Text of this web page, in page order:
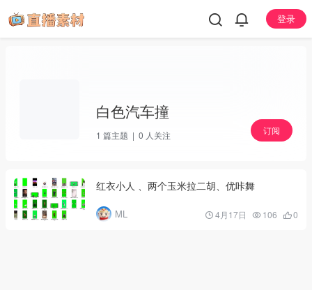
登录
白色汽车撞
1 篇主题 | 0 人关注 订阅
红衣小人 、两个玉米拉二胡、优咔舞
ML 4月17日 106 0